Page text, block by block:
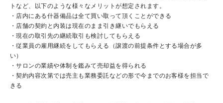
トなど、以下のような様々なメリットが想定されます。
・店内にある什器備品は全て買い取って頂くことができる
・店舗の契約と内装は現在のまま引き継いでもらえる
・現在の取引先の継続取引も検討してもらえる
・従業員の雇用継続をしてもらえる（譲渡の前提条件とする場合が多
い）
・サロンの業績や体制を鑑みて売却益を得られる
・契約内容次第では売主も業務委託などの形で今までのお客様を担当で
きる